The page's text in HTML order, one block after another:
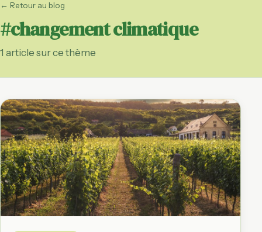
← Retour au blog
#changement climatique
1 article sur ce thème